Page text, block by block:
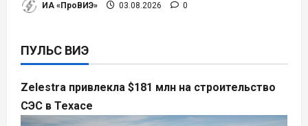
ИА «ПроВИЭ» 03.08.2026 0
ПУЛЬС ВИЭ
Zelestra привлекла $181 млн на строительство
СЭС в Техасе